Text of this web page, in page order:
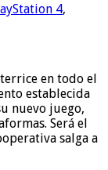
4,
en todo el
establecida
nuevo juego,
Será el
salga a